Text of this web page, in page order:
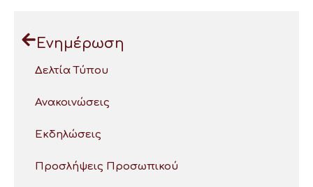
Ενημέρωση
Δελτία Τύπου
Ανακοινώσεις
Εκδηλώσεις
Προσλήψεις Προσωπικού